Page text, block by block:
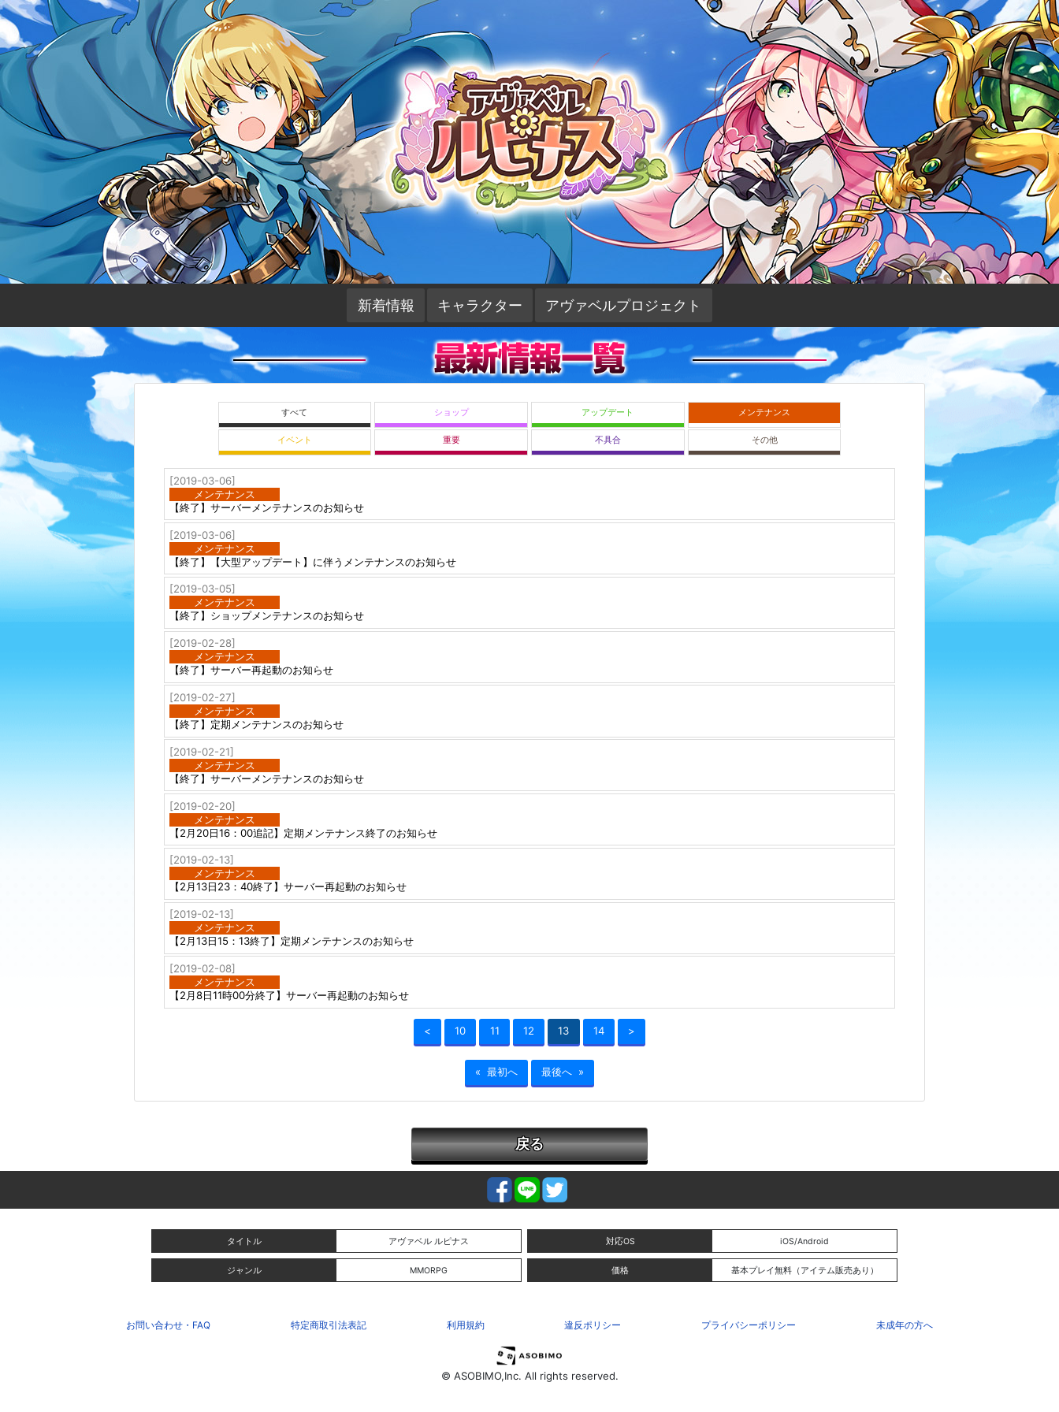
新着情報 キャラクター アヴァベルプロジェクト
すべて ショップ アップデート メンテナンス
イベント 重要 不具合 その他
[2019-03-06]
メンテナンス
【終了】サーバーメンテナンスのお知らせ
[2019-03-06]
メンテナンス
【終了】【大型アップデート】に伴うメンテナンスのお知らせ
[2019-03-05]
メンテナンス
【終了】ショップメンテナンスのお知らせ
[2019-02-28]
メンテナンス
【終了】サーバー再起動のお知らせ
[2019-02-27]
メンテナンス
【終了】定期メンテナンスのお知らせ
[2019-02-21]
メンテナンス
【終了】サーバーメンテナンスのお知らせ
[2019-02-20]
メンテナンス
【2月20日16：00追記】定期メンテナンス終了のお知らせ
[2019-02-13]
メンテナンス
【2月13日23：40終了】サーバー再起動のお知らせ
[2019-02-13]
メンテナンス
【2月13日15：13終了】定期メンテナンスのお知らせ
[2019-02-08]
メンテナンス
【2月8日11時00分終了】サーバー再起動のお知らせ
< 10 11 12 13 14 >
« 最初へ 最後へ »
戻る
タイトル アヴァベル ルピナス 対応OS iOS/Android
ジャンル MMORPG 価格 基本プレイ無料（アイテム販売あり）
お問い合わせ・FAQ 特定商取引法表記 利用規約 違反ポリシー プライバシーポリシー 未成年の方へ
© ASOBIMO,Inc. All rights reserved.